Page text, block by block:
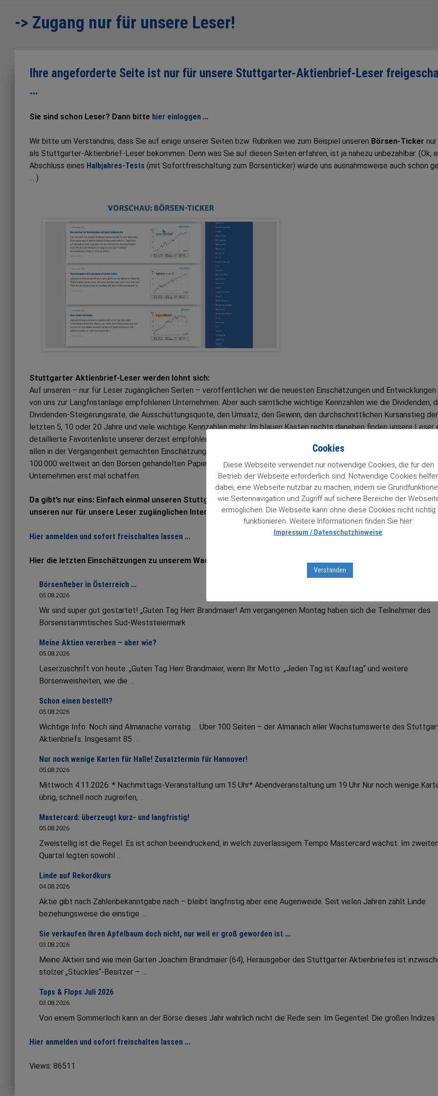
-> Zugang nur für unsere Leser!
Ihre angeforderte Seite ist nur für unsere Stuttgarter-Aktienbrief-Leser
…
Sie sind schon Leser? Dann bitte hier einloggen …
Wir bitte um Verständnis, dass Sie auf einige unserer Seiten bzw. Rubriken wie zum Beispiel unseren Börsen-Ticker
als Stuttgarter-Aktienbrief-Leser bekommen. Denn was Sie auf diesen Seiten erfahren, ist ja nahezu unbezahlbar. (Ok,
Abschluss eines Halbjahres-Tests (mit Sofortfreischaltung zum Börsenticker) würde uns ausnahmsweise auch schon
… )
Stuttgarter Aktienbrief-Leser werden lohnt sich:
Auf unseren – nur für Leser zugänglichen Seiten – veröffentlichen wir die neuesten Einschätzungen und Entwicklungen
von uns zur Langfristanlage empfohlenen Unternehmen. Aber auch sämtliche wichtige Kennzahlen wie die Dividenden,
Dividenden-Steigerungsrate, die Ausschüttungsquote, den Umsatz, den Gewinn, den durchschnittlichen Kursanstieg der
letzten 5, 10 oder 20 Jahre und viele wichtige Kennzahlen mehr. Im blauen Kasten rechts daneben finden unsere Leser
detaillierte Favoritenliste unserer derzeit empfohlenen 84 Wachstumstitel. Mit einem Klick auf den Titel gelangt man
allen in der Vergangenheit gemachten Einschätzungen. Also Zugriff auf Informationen zu unseren „84 Lieblingen“, die
100.000 weltweit an den Börsen gehandelten Papieren das Prädikat Wachstumswert von uns erhalten haben. Das muss
Unternehmen erst mal schaffen.
Da gibt’s nur eins: Einfach einmal unseren Stuttgarter Aktienbrief unverbindlich testenmit Sofortfreischaltung
unseren nur für unsere Leser zugänglichen Internetseiten …
Hier anmelden und sofort freischalten lassen …
Hier die letzten Einschätzungen zu unserem Wachstumsaktien in unserem Börsenticker:
Börsenfieber in Österreich …
05.08.2026
Wir sind super gut gestartet! „Guten Tag Herr Brandmaier! Am vergangenen Montag haben sich die Teilnehmer des
Börsenstammtisches Süd-Weststeiermark …
Meine Aktien vererben – aber wie?
05.08.2026
Leserzuschrift von heute: „Guten Tag Herr Brandmaier, wenn Ihr Motto: „Jeden Tag ist Kauftag“ und weitere
Börsenweisheiten, wie die …
Schon einen bestellt?
05.08.2026
Wichtige Info: Noch sind Almanache vorrätig … Über 100 Seiten – der Almanach aller Wachstumswerte des
Aktienbriefs. Insgesamt 85 …
Nur noch wenige Karten für Halle! Zusatztermin für Hannover!
05.08.2026
Mittwoch 4.11.2026: * Nachmittags-Veranstaltung um 15 Uhr* Abendveranstaltung um 19 Uhr Nur noch wenige
übrig, schnell noch zugreifen, …
Mastercard: überzeugt kurz- und langfristig!
05.08.2026
Zweistellig ist die Regel. Es ist schon beeindruckend, in welch zuverlässigem Tempo Mastercard wächst. Im zweiten
Quartal legten sowohl …
Linde auf Rekordkurs
04.08.2026
Aktie gibt nach Zahlenbekanntgabe nach – bleibt langfristig aber eine Augenweide. Seit vielen Jahren zählt Linde
beziehungsweise die einstige …
Sie verkaufen Ihren Apfelbaum doch nicht, nur weil er groß geworden ist …
03.08.2026
Meine Aktien sind wie mein Garten Joachim Brandmaier (64), Herausgeber des Stuttgarter Aktienbriefes ist
stolzer „Stückles“-Besitzer – …
Tops & Flops Juli 2026
03.08.2026
Von einem Sommerloch kann an der Börse dieses Jahr wahrlich nicht die Rede sein. Im Gegenteil: Die großen Indizes
Hier anmelden und sofort freischalten lassen …
Views: 86511
Cookies
Diese Webseite verwendet nur notwendige Cookies, die für den
Betrieb der Webseite erforderlich sind. Notwendige Cookies
dabei, eine Webseite nutzbar zu machen, indem sie
wie Seitennavigation und Zugriff auf sichere Bereiche der
ermöglichen. Die Webseite kann ohne diese Cookies nicht richtig
funktionieren. Weitere Informationen finden Sie hier:
Impressum / Datenschutzhinweise.
Verstanden